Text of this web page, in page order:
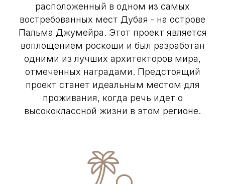
расположенный в одном из самых
востребованных мест Дубая - на острове
Пальма Джумейра. Этот проект является
воплощением роскоши и был разработан
одними из лучших архитекторов мира,
отмеченных наградами. Предстоящий
проект станет идеальным местом для
проживания, когда речь идет о
высококлассной жизни в этом регионе.